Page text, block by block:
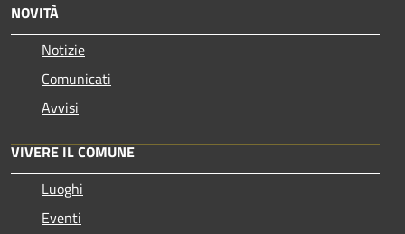
NOVITÀ
Notizie
Comunicati
Avvisi
VIVERE IL COMUNE
Luoghi
Eventi